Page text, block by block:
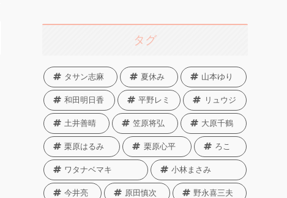
タグ
タサン志麻 夏休み 山本ゆり
和田明日香 平野レミ リュウジ
土井善晴 笠原将弘 大原千鶴
栗原はるみ 栗原心平 ろこ
ワタナベマキ 小林まさみ
今井亮 原田慎次 野永喜三夫